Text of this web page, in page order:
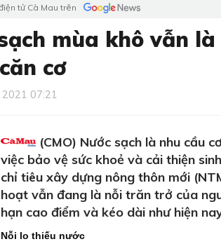
tử Cà Mau trên
mùa khô vẫn
cơ
07:21
(CMO) Nước sạch là nhu cầu
việc bảo vệ sức khoẻ và cải thiện
chỉ tiêu xây dựng nông thôn mới
hoạt vẫn đang là nỗi trăn trở của
hạn cao điểm và kéo dài như hiện
Nỗi lo thiếu nước